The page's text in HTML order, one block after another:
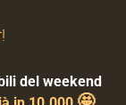
del weekend